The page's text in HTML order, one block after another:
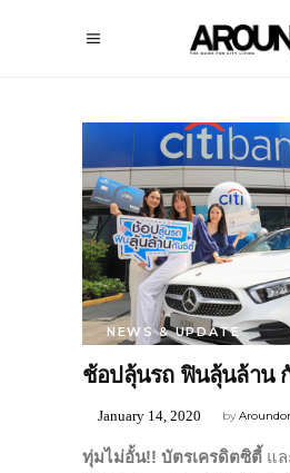
NEWS & UPDATE
ช้อปลุ้นรถ ฟินลุ้นล้าน
by
January 14, 2020
ทุ่มไม่อั้น!! บัตรเครดิตซิตี้ แล